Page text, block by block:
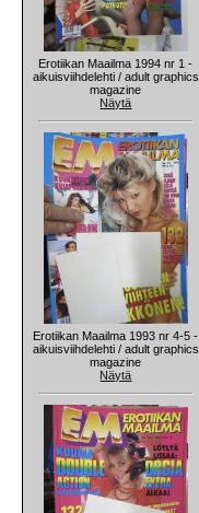
Erotiikan Maailma 1994 nr 1 -
aikuisviihdelehti / adult graphics
magazine
Näytä
Erotiikan Maailma 1993 nr 4-5 -
aikuisviihdelehti / adult graphics
magazine
Näytä